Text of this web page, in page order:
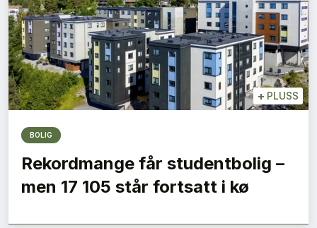
+ PLUSS
BOLIG
Rekordmange får studentbolig –
men 17 105 står fortsatt i kø